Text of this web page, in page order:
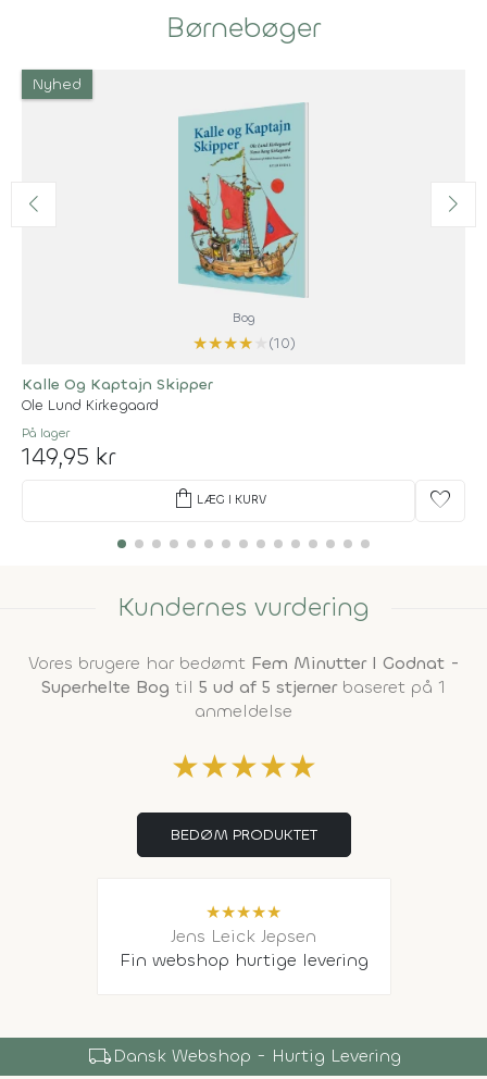
Børnebøger
Nyhed
Bog
★★★★
(10)
Kalle Og Kaptajn Skipper
Ole Lund Kirkegaard
På lager
149,95 kr
shopping_bag LÆG I KURV favorite
Kundernes vurdering
Vores brugere har bedømt Fem Minutter I Godnat -
Superhelte Bog til 5 ud af 5 stjernerbaseret på 1
anmeldelse
★★★★★
BEDØM PRODUKTET
★★★★★
Jens Leick Jepsen
Fin webshop hurtige levering
local_shippingDansk Webshop - Hurtig Levering